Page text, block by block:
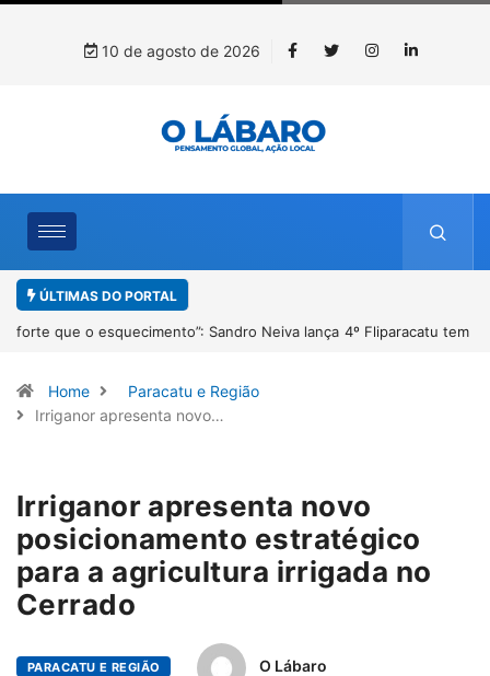
10 de agosto de 2026
ÚLTIMAS DO PORTAL
4º Fliparacatu tem inscrições abertas para o Prêmio de Redação e
Home
Paracatu e Região
Irriganor apresenta novo…
Irriganor apresenta novo
posicionamento estratégico
para a agricultura irrigada no
Cerrado
PARACATU E REGIÃO O Lábaro